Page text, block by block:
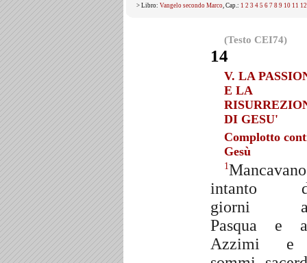
> Libro: Vangelo secondo Marco, Cap.: 1 2 3 4 5 6 7 8 9 10 11 12
(Testo CEI74)
14
V. LA
E LA
DI GESU'
Complotto
Gesù
1Mancavano
intanto
giorni
Pasqua e
Azzimi